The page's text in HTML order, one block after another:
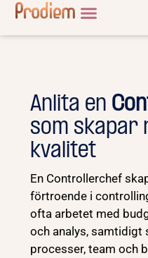
Anlita en
som skapar
kvalitet
En Controllerchef
förtroende i
ofta arbetet med
och analys, samtidigt
processer, team och